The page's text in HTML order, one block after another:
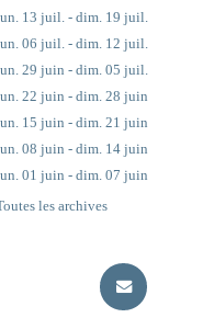
13 juil. - dim. 19 juil.
06 juil. - dim. 12 juil.
29 juin - dim. 05 juil.
22 juin - dim. 28 juin
15 juin - dim. 21 juin
08 juin - dim. 14 juin
01 juin - dim. 07 juin
les archives